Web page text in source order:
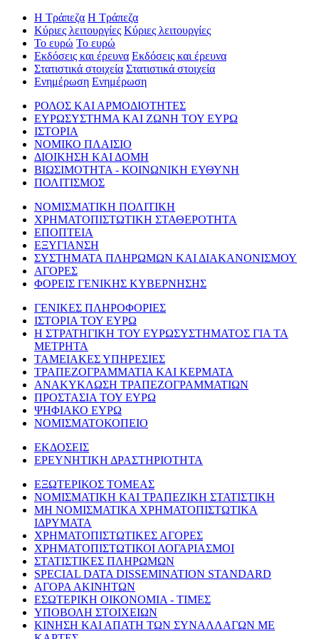
Η Τράπεζα Η Τράπεζα
Κύριες λειτουργίες Κύριες λειτουργίες
Το ευρώ Το ευρώ
Εκδόσεις και έρευνα Εκδόσεις και έρευνα
Στατιστικά στοιχεία Στατιστικά στοιχεία
Ενημέρωση Ενημέρωση
ΡΟΛΟΣ ΚΑΙ ΑΡΜΟΔΙΟΤΗΤΕΣ
ΕΥΡΩΣΥΣΤΗΜΑ ΚΑΙ ΖΩΝΗ ΤΟΥ ΕΥΡΩ
ΙΣΤΟΡΙΑ
ΝΟΜΙΚΟ ΠΛΑΙΣΙΟ
ΔΙΟΙΚΗΣΗ ΚΑΙ ΔΟΜΗ
ΒΙΩΣΙΜΟΤΗΤΑ - ΚΟΙΝΩΝΙΚΗ ΕΥΘΥΝΗ
ΠΟΛΙΤΙΣΜΟΣ
ΝΟΜΙΣΜΑΤΙΚΗ ΠΟΛΙΤΙΚΗ
ΧΡΗΜΑΤΟΠΙΣΤΩΤΙΚΗ ΣΤΑΘΕΡΟΤΗΤΑ
ΕΠΟΠΤΕΙΑ
ΕΞΥΓΙΑΝΣΗ
ΣΥΣΤΗΜΑΤΑ ΠΛΗΡΩΜΩΝ ΚΑΙ ΔΙΑΚΑΝΟΝΙΣΜΟΥ
ΑΓΟΡΕΣ
ΦΟΡΕΙΣ ΓΕΝΙΚΗΣ ΚΥΒΕΡΝΗΣΗΣ
ΓΕΝΙΚΕΣ ΠΛΗΡΟΦΟΡΙΕΣ
ΙΣΤΟΡΙΑ ΤΟΥ ΕΥΡΩ
Η ΣΤΡΑΤΗΓΙΚΗ ΤΟΥ ΕΥΡΩΣΥΣΤΗΜΑΤΟΣ ΓΙΑ ΤΑ
ΜΕΤΡΗΤΑ
ΤΑΜΕΙΑΚΕΣ ΥΠΗΡΕΣΙΕΣ
ΤΡΑΠΕΖΟΓΡΑΜΜΑΤΙΑ ΚΑΙ ΚΕΡΜΑΤΑ
ΑΝΑΚΥΚΛΩΣΗ ΤΡΑΠΕΖΟΓΡΑΜΜΑΤΙΩΝ
ΠΡΟΣΤΑΣΙΑ ΤΟΥ ΕΥΡΩ
ΨΗΦΙΑΚΟ ΕΥΡΩ
ΝΟΜΙΣΜΑΤΟΚΟΠΕΙΟ
ΕΚΔΟΣΕΙΣ
ΕΡΕΥΝΗΤΙΚΗ ΔΡΑΣΤΗΡΙΟΤΗΤΑ
ΕΞΩΤΕΡΙΚΟΣ ΤΟΜΕΑΣ
ΝΟΜΙΣΜΑΤΙΚΗ ΚΑΙ ΤΡΑΠΕΖΙΚΗ ΣΤΑΤΙΣΤΙΚΗ
ΜΗ ΝΟΜΙΣΜΑΤΙΚΑ ΧΡΗΜΑΤΟΠΙΣΤΩΤΙΚΑ
ΙΔΡΥΜΑΤΑ
ΧΡΗΜΑΤΟΠΙΣΤΩΤΙΚΕΣ ΑΓΟΡΕΣ
ΧΡΗΜΑΤΟΠΙΣΤΩΤΙΚΟΙ ΛΟΓΑΡΙΑΣΜΟΙ
ΣΤΑΤΙΣΤΙΚΕΣ ΠΛΗΡΩΜΩΝ
SPECIAL DATA DISSEMINATION STANDARD
ΑΓΟΡΑ ΑΚΙΝΗΤΩΝ
ΕΣΩΤΕΡΙΚΗ ΟΙΚΟΝΟΜΙΑ - ΤΙΜΕΣ
ΥΠΟΒΟΛΗ ΣΤΟΙΧΕΙΩΝ
ΚΙΝΗΣΗ ΚΑΙ ΑΠΑΤΗ ΤΩΝ ΣΥΝΑΛΛΑΓΩΝ ΜΕ